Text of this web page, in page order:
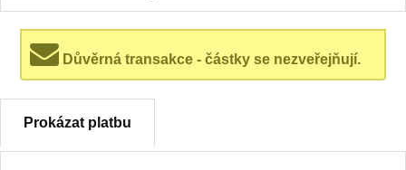
Důvěrná transakce - částky se nezveřejňují.
Prokázat platbu